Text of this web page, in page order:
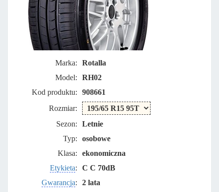
Marka:
Rotalla
Model:
RH02
Kod produktu:
908661
Rozmiar:
Sezon:
Letnie
Typ:
osobowe
Klasa:
ekonomiczna
Etykieta:
C C 70dB
Gwarancja:
2 lata